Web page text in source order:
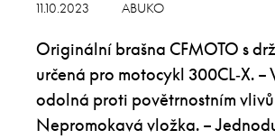
11.10.2023 ABUKO
Originální brašna CFMOTO s
určená pro motocykl 300CL‑X. –
odolná proti povětrnostním
Nepromokavá vložka. –